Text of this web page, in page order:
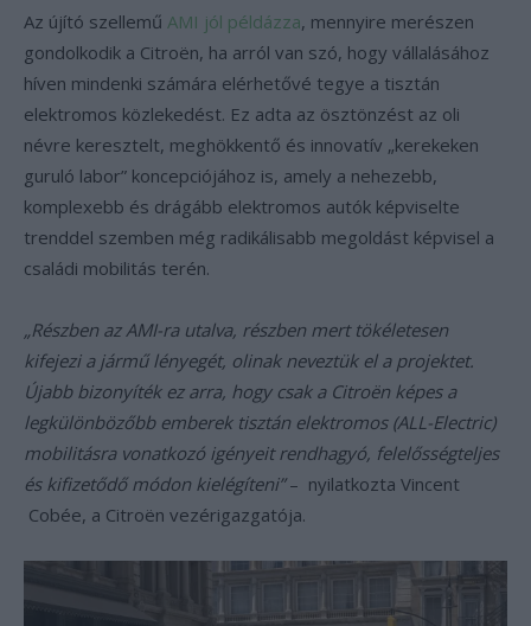
Az újító szellemű AMI jól példázza, mennyire merészen
gondolkodik a Citroën, ha arról van szó, hogy vállalásához
híven mindenki számára elérhetővé tegye a tisztán
elektromos közlekedést. Ez adta az ösztönzést az oli
névre keresztelt, meghökkentő és innovatív „kerekeken
guruló labor” koncepciójához is, amely a nehezebb,
komplexebb és drágább elektromos autók képviselte
trenddel szemben még radikálisabb megoldást képvisel a
családi mobilitás terén.
„Részben az AMI-ra utalva, részben mert tökéletesen
kifejezi a jármű lényegét, olinak neveztük el a projektet.
Újabb bizonyíték ez arra, hogy csak a Citroën képes a
legkülönbözőbb emberek tisztán elektromos (ALL-Electric)
mobilitásra vonatkozó igényeit rendhagyó, felelősségteljes
és kifizetődő módon kielégíteni”– nyilatkozta Vincent
Cobée, a Citroën vezérigazgatója.